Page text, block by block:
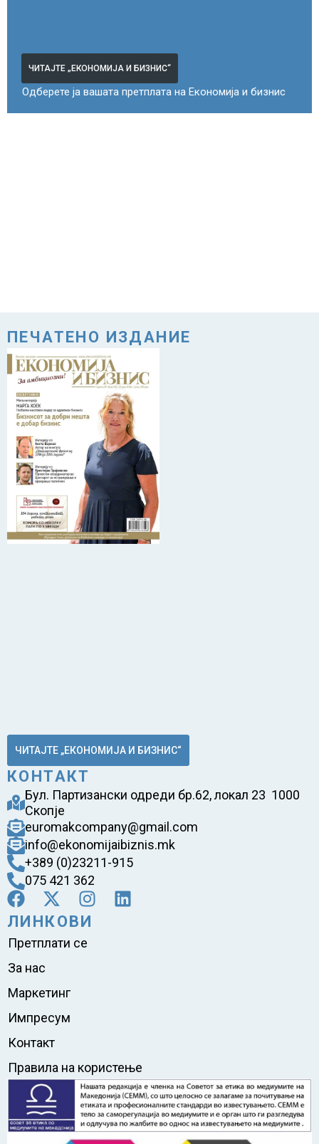
ЧИТАЈТЕ „ЕКОНОМИЈА И БИЗНИС“
Одберете ја вашата претплата на Економија и бизнис
ПЕЧАТЕНО ИЗДАНИЕ
ЧИТАЈТЕ „ЕКОНОМИЈА И БИЗНИС“
КОНТАКТ
Бул. Партизански одреди бр.62, локал 23 1000
Скопје
euromakcompany@gmail.com
info@ekonomijaibiznis.mk
+389 (0)23211-915
075 421 362
ЛИНКОВИ
Претплати се
За нас
Маркетинг
Импресум
Контакт
Правила на користење